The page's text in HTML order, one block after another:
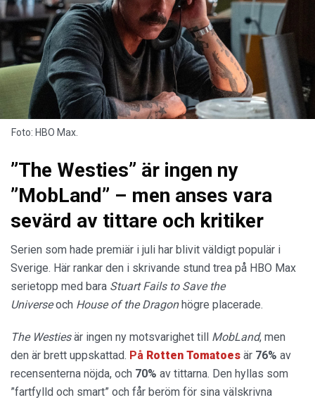
Foto: HBO Max.
”The Westies” är ingen ny
”MobLand” – men anses vara
sevärd av tittare och kritiker
Serien som hade premiär i juli har blivit väldigt populär i
Sverige. Här rankar den i skrivande stund trea på HBO Max
serietopp med bara Stuart Fails to Save the
Universeoch House of the Dragon högre placerade.
The Westiesär ingen ny motsvarighet till MobLand, men
den är brett uppskattad. På Rotten Tomatoes är 76% av
recensenterna nöjda, och 70% av tittarna. Den hyllas som
”fartfylld och smart” och får beröm för sina välskrivna